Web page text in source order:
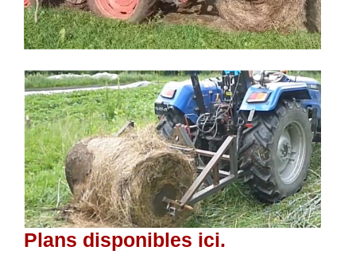
Plans disponibles ici.